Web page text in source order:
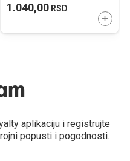
U KORPU
1.040,00RSD
aplikaciju i registrujte
popusti i pogodnosti.